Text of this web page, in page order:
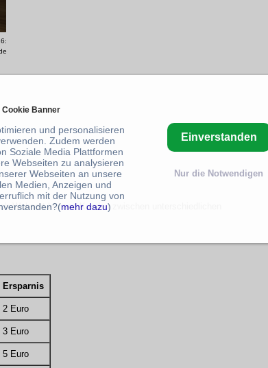
Wohnort können Kunden zwischen unterschiedlichen
Ersparnis
2 Euro
3 Euro
5 Euro
Cookie Banner
und personalisieren
Zudem werden
Soziale Media Plattformen
Webseiten zu analysieren
Webseiten an unsere
Medien, Anzeigen und
mit der Nutzung von
mehr dazu)
Einverstanden
Nur die Notwendigen